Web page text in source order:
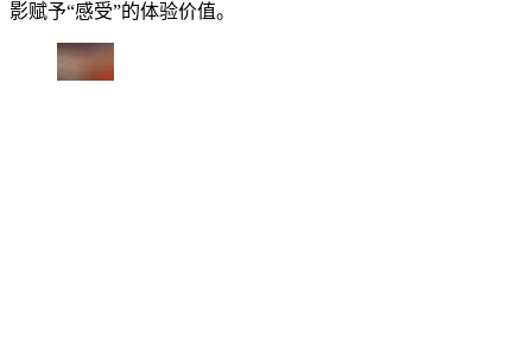
影赋予“感受”的体验价值。